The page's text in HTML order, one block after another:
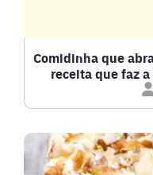
Comidinha que
receita que faz